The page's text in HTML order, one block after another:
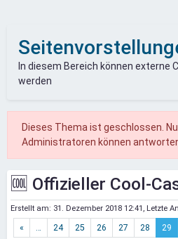
In diesem Bereich können externe
werden
Dieses Thema ist geschlossen.
Administratoren können
🆒 Offizieller Cool-
Erstellt am: 31. Dezember 2018 12:41 , Letzte
« … 24 25 26 27 28 29